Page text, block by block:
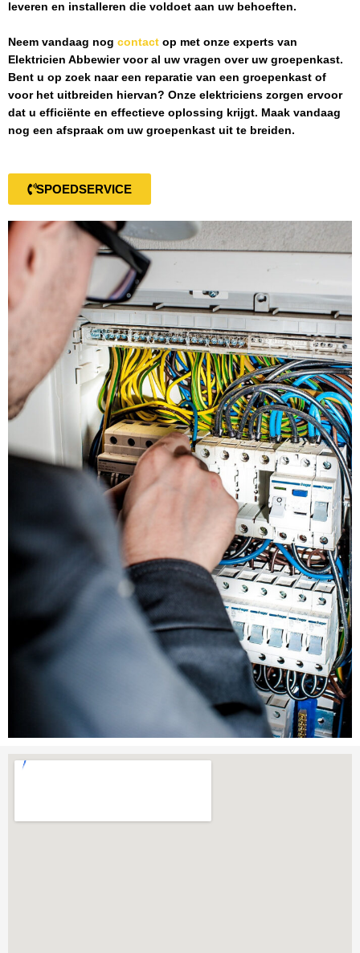
leveren en installeren die voldoet aan uw behoeften.
Neem vandaag nog contact op met onze experts van
Elektricien Abbewiervoor al uw vragen over uw groepenkast.
Bent u op zoek naar een reparatie van een groepenkast of
voor het uitbreiden hiervan? Onze elektriciens zorgen ervoor
dat u efficiënte en effectieve oplossing krijgt. Maak vandaag
nog een afspraak om uw groepenkast uit te breiden.
SPOEDSERVICE